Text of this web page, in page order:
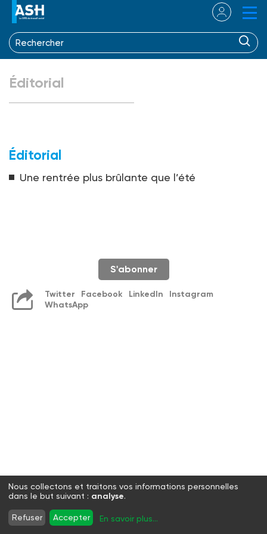
Éditorial
Éditorial
Une rentrée plus brûlante que l’été
S'abonner
Twitter Facebook LinkedIn
Instagram
WhatsApp
Nous collectons et traitons vos informations personnelles
dans le but suivant : analyse.
Refuser Accepter En savoir plus...